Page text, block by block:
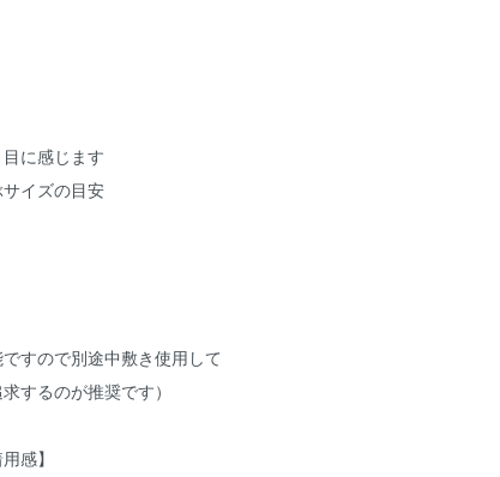
に感じます
イズの目安
すので別途中敷き使用して
するのが推奨です）
感】